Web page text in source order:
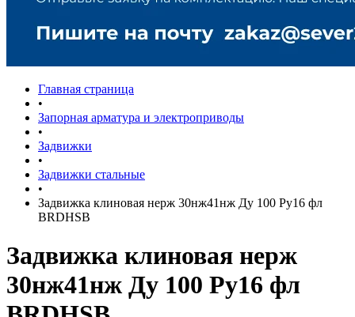
Главная страница
•
Запорная арматура и электроприводы
•
Задвижки
•
Задвижки стальные
•
Задвижка клиновая нерж 30нж41нж Ду 100 Ру16 фл
BRDHSB
Задвижка клиновая нерж
30нж41нж Ду 100 Ру16 фл